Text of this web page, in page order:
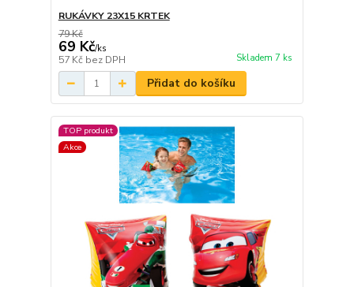
RUKÁVKY 23X15 KRTEK
79 Kč
69 Kč/ks
57 Kč bez DPH Skladem 7 ks
Přidat do košíku
TOP produkt
Akce